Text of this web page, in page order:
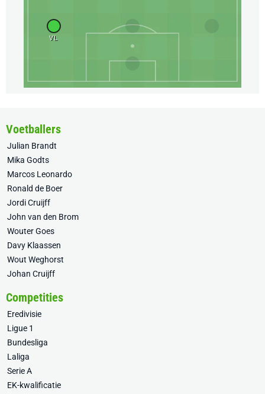
VL
Voetballers
Julian Brandt
Mika Godts
Marcos Leonardo
Ronald de Boer
Jordi Cruijff
John van den Brom
Wouter Goes
Davy Klaassen
Wout Weghorst
Johan Cruijff
Competities
Eredivisie
Ligue 1
Bundesliga
Laliga
Serie A
EK-kwalificatie